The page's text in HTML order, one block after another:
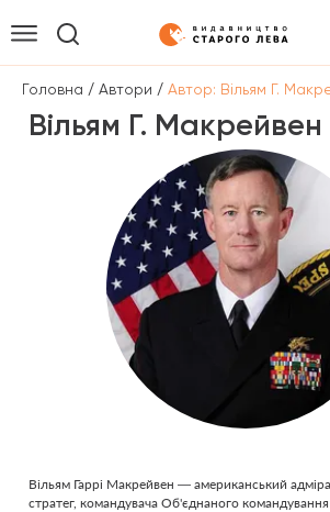
Головна / Автори / Автор: Вільям Г.
Вільям Г. Макрейвен
Вільям Гаррі Макрейвен — американський
стратег, командувача Об'єднаного